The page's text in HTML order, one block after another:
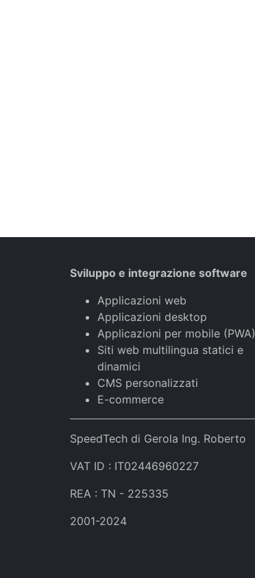
Sviluppo e integrazione software
Applicazioni web
Applicazioni desktop
Applicazioni per mobile (PWA)
Siti web multilingua statici e
dinamici
CMS personalizzati
E-commerce
SpeedTech di Gerola Ing. Roberto
VAT ID : IT02446960227
REA : TN - 225335
2001-2024